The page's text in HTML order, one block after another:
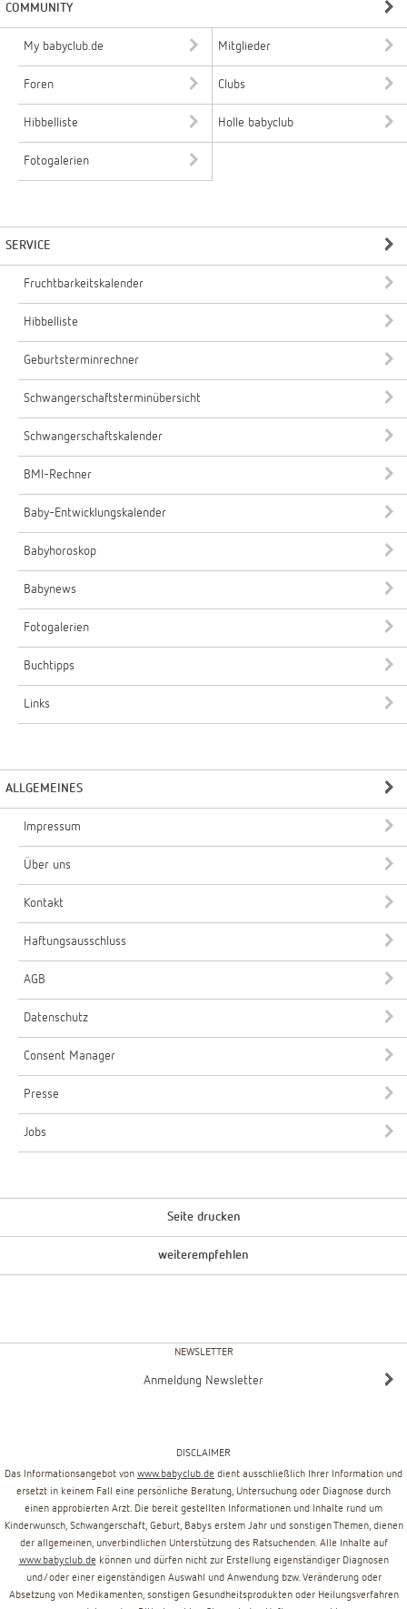
COMMUNITY
My babyclub.de Mitglieder
Foren Clubs
Hibbelliste Holle babyclub
Fotogalerien
SERVICE
Fruchtbarkeitskalender
Hibbelliste
Geburtsterminrechner
Schwangerschaftsterminübersicht
Schwangerschaftskalender
BMI-Rechner
Baby-Entwicklungskalender
Babyhoroskop
Babynews
Fotogalerien
Buchtipps
Links
ALLGEMEINES
Impressum
Über uns
Kontakt
Haftungsausschluss
AGB
Datenschutz
Consent Manager
Presse
Jobs
Seite drucken
weiterempfehlen
NEWSLETTER
Anmeldung Newsletter
DISCLAIMER
Das Informationsangebot von www.babyclub.de dient ausschließlich Ihrer Information und
ersetzt in keinem Fall eine persönliche Beratung, Untersuchung oder Diagnose durch
einen approbierten Arzt. Die bereit gestellten Informationen und Inhalte rund um
Kinderwunsch, Schwangerschaft, Geburt, Babys erstem Jahr und sonstigen Themen, dienen
der allgemeinen, unverbindlichen Unterstützung des Ratsuchenden. Alle Inhalte auf
www.babyclub.de können und dürfen nicht zur Erstellung eigenständiger Diagnosen
und/oder einer eigenständigen Auswahl und Anwendung bzw. Veränderung oder
Absetzung von Medikamenten, sonstigen Gesundheitsprodukten oder Heilungsverfahren